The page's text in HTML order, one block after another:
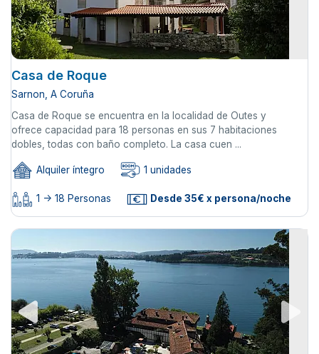
Casa de Roque
Sarnon, A Coruña
Casa de Roque se encuentra en la localidad de Outes y
ofrece capacidad para 18 personas en sus 7 habitaciones
dobles, todas con baño completo. La casa cuen ...
Alquiler íntegro 1 unidades
1 -> 18 Personas Desde 35€ x persona/noche